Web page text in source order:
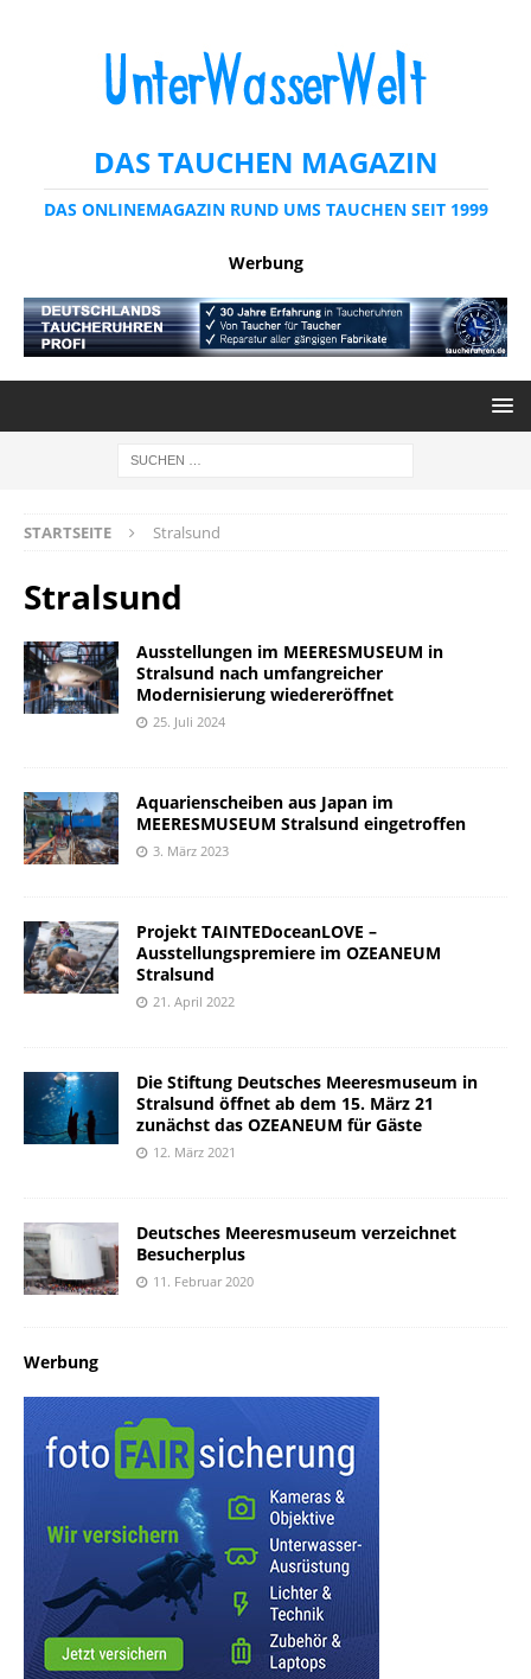
DAS TAUCHEN MAGAZIN
DAS ONLINEMAGAZIN RUND UMS TAUCHEN SEIT 1999
Werbung
STARTSEITE Stralsund
Stralsund
Ausstellungen im MEERESMUSEUM in
Stralsund nach umfangreicher
Modernisierung wiedereröffnet
25. Juli 2024
Aquarienscheiben aus Japan im
MEERESMUSEUM Stralsund eingetroffen
3. März 2023
Projekt TAINTEDoceanLOVE –
Ausstellungspremiere im OZEANEUM
Stralsund
21. April 2022
Die Stiftung Deutsches Meeresmuseum in
Stralsund öffnet ab dem 15. März 21
zunächst das OZEANEUM für Gäste
12. März 2021
Deutsches Meeresmuseum verzeichnet
Besucherplus
11. Februar 2020
Werbung